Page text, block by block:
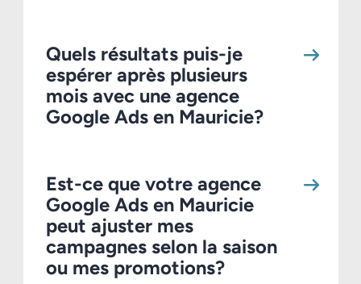
Quels résultats puis-je
espérer après plusieurs
mois avec une agence
Google Ads en Mauricie?
Est-ce que votre agence
Google Ads en Mauricie
peut ajuster mes
campagnes selon la saison
ou mes promotions?